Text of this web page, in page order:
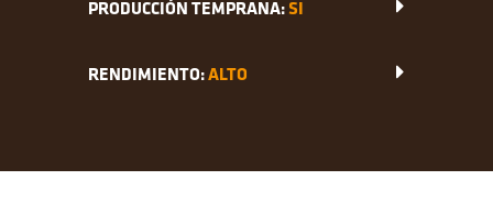
PRODUCCIÓN TEMPRANA:SI
RENDIMIENTO:ALTO